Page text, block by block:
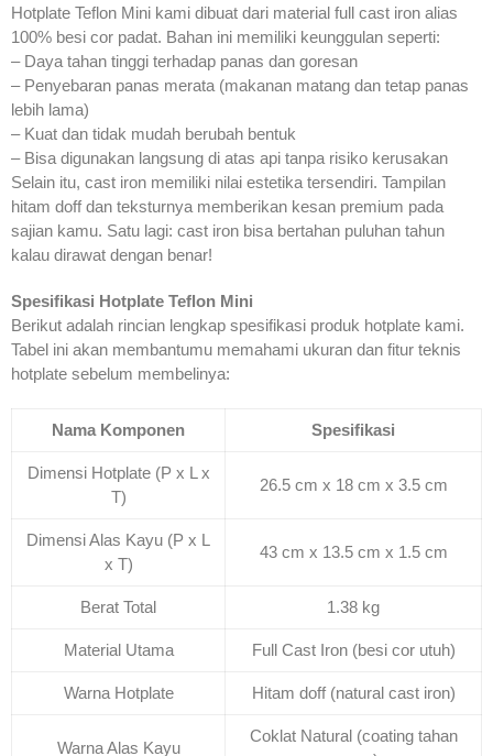
Hotplate Teflon Mini kami dibuat dari material full cast iron alias
100% besi cor padat. Bahan ini memiliki keunggulan seperti:
– Daya tahan tinggi terhadap panas dan goresan
– Penyebaran panas merata (makanan matang dan tetap panas
lebih lama)
– Kuat dan tidak mudah berubah bentuk
– Bisa digunakan langsung di atas api tanpa risiko kerusakan
Selain itu, cast iron memiliki nilai estetika tersendiri. Tampilan
hitam doff dan teksturnya memberikan kesan premium pada
sajian kamu. Satu lagi: cast iron bisa bertahan puluhan tahun
kalau dirawat dengan benar!
Spesifikasi Hotplate Teflon Mini
Berikut adalah rincian lengkap spesifikasi produk hotplate kami.
Tabel ini akan membantumu memahami ukuran dan fitur teknis
hotplate sebelum membelinya:
Nama Komponen Spesifikasi
Dimensi Hotplate (P x L x
T)
26.5 cm x 18 cm x 3.5 cm
Dimensi Alas Kayu (P x L
x T)
43 cm x 13.5 cm x 1.5 cm
Berat Total 1.38 kg
Material Utama Full Cast Iron (besi cor utuh)
Warna Hotplate Hitam doff (natural cast iron)
Warna Alas Kayu
Coklat Natural (coating tahan